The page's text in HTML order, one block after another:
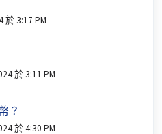
於 3:17 PM
於 3:11 PM
？
於 4:30 PM